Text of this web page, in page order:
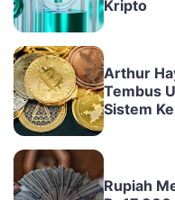
Kripto
Arthur
Tembus
Sistem
Rupiah